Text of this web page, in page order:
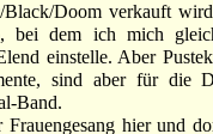
Doom verkauft
bei dem ich mich
einstelle. Aber
sind aber für die
Band.
Frauengesang hier und